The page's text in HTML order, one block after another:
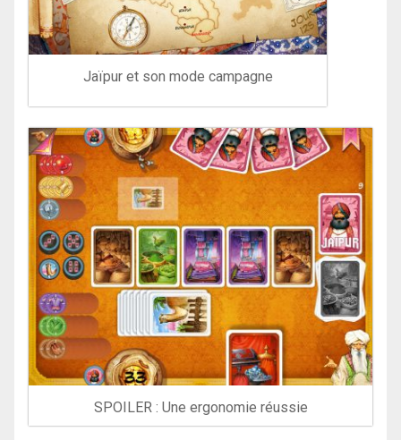
Jaïpur et son mode campagne
SPOILER : Une ergonomie réussie